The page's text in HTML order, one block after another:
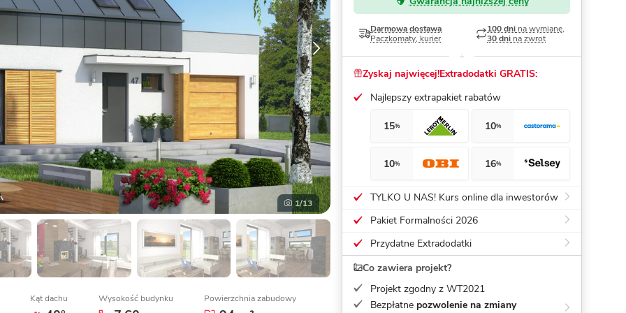
Dom pasywny- co to znaczy
1/13
Kąt dachu Wysokość budynku Powierzchnia zabudowy
Darmowa dostawa
Paczkomaty, kurier
100 dni na wymianę,
30 dni na zwrot
Zyskaj najwięcej!Extradodatki GRATIS:
Najlepszy extrapakiet rabatów
15% 10%
10% 16%
TYLKO U NAS! Kurs online dla inwestorów
Pakiet Formalności 2026
Przydatne Extradodatki
Co zawiera projekt?
Projekt zgodny z WT2021
Bezpłatne pozwolenie na zmiany